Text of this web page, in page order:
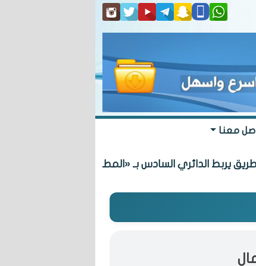
معنا
السادس بـ «المطلاع» السكنية